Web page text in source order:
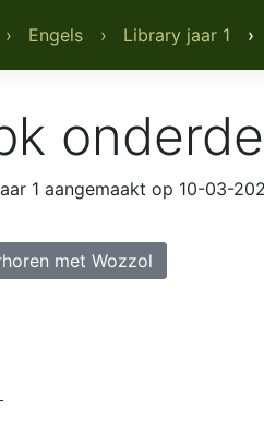
› Engels › Library jaar 1 ›
1 aangemaakt op 10-03-
met Wozzol